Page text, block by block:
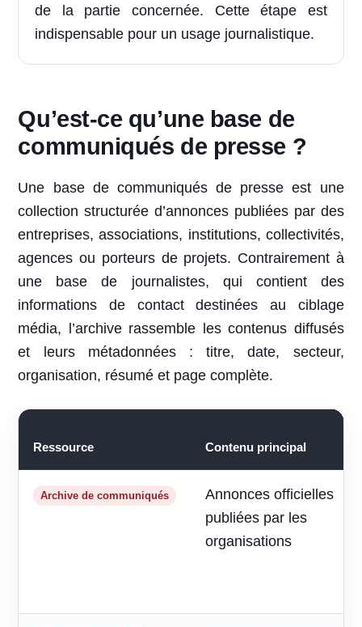
de la partie concernée. Cette étape est
indispensable pour un usage journalistique.
Qu’est-ce qu’une base de
communiqués de presse ?
Une base de communiqués de presse est une
collection structurée d’annonces publiées par des
entreprises, associations, institutions, collectivités,
agences ou porteurs de projets. Contrairement à
une base de journalistes, qui contient des
informations de contact destinées au ciblage
média, l’archive rassemble les contenus diffusés
et leurs métadonnées : titre, date, secteur,
organisation, résumé et page complète.
Ressource Contenu principal
Archive de communiqués
Annonces officielles
publiées par les
organisations